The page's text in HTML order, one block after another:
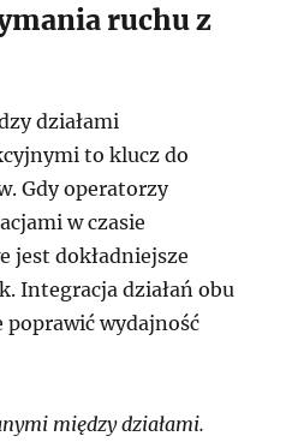
ruchu z
działami
to klucz do
Gdy operatorzy
w czasie
jest dokładniejsze
Integracja działań obu
poprawić wydajność
między działami.